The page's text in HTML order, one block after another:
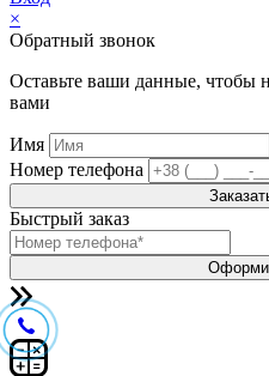
×
Обратный звонок
Оставьте ваши данные, чтобы
вами
Имя
Номер телефона
Быстрый заказ